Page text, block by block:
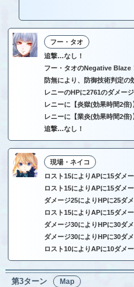
フー・タオ
追撃…なし！
フー・タオのNegative Blaze
防無により、防御技術判定の
レニーのHPに2761のダメージ
レニーに【炎獄(効果時間2倍)
レニーに【業炎(効果時間2倍)
追撃…なし！
現場・ネイコ
ロスト15によりAPに15ダメー
ロスト15によりAPに15ダメー
ダメージ25によりHPに25ダメ
ロスト15によりAPに15ダメー
ダメージ30によりHPに30ダメ
ダメージ30によりHPに30ダメ
ロスト10によりAPに10ダメー
第3ターン Map